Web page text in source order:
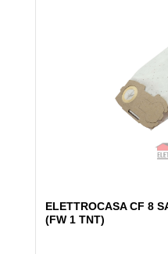
ELETTROCASA CF 8
(FW 1 TNT)